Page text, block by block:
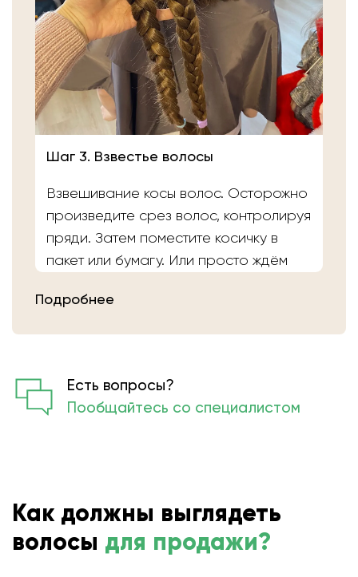
Шаг 3. Взвестье волосы
Взвешивание косы волос. Осторожно
произведите срез волос, контролируя
пряди. Затем поместите косичку в
пакет или бумагу. Или просто ждём
мастера выполнят срез волос и
Подробнее
Есть вопросы?
Пообщайтесь со специалистом
Как должны выглядеть
волосы для продажи?